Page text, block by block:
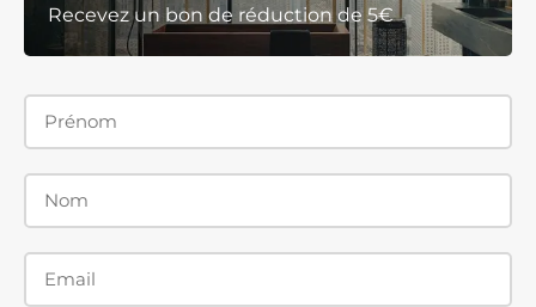
Recevez un bon de réduction de 5€